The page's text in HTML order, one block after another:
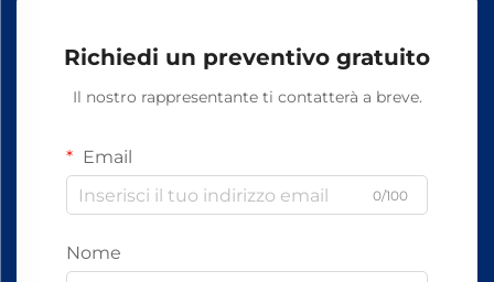
Richiedi un preventivo gratuito
Il nostro rappresentante ti contatterà a breve.
Email
0/100
Nome